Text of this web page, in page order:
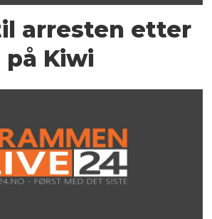
arresten etter
Kiwi